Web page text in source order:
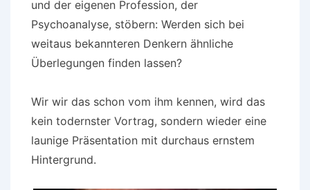
und der eigenen Profession, der
Psychoanalyse, stöbern: Werden sich bei
weitaus bekannteren Denkern ähnliche
Überlegungen finden lassen?
Wir wir das schon vom ihm kennen, wird das
kein todernster Vortrag, sondern wieder eine
launige Präsentation mit durchaus ernstem
Hintergrund.